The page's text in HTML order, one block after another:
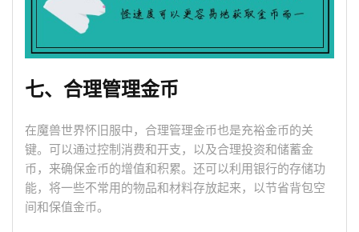
七、合理管理金币
在魔兽世界怀旧服中，合理管理金币也是充裕金币的关
键。可以通过控制消费和开支，以及合理投资和储蓄金
币，来确保金币的增值和积累。还可以利用银行的存储功
能，将一些不常用的物品和材料存放起来，以节省背包空
间和保值金币。